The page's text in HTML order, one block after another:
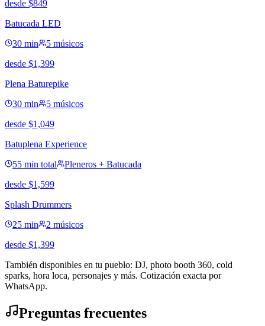
desde $849
Batucada LED
30 min
5 músicos
desde $1,399
Plena Baturepike
30 min
5 músicos
desde $1,049
Batuplena Experience
55 min total
Pleneros + Batucada
desde $1,599
Splash Drummers
25 min
2 músicos
desde $1,399
También disponibles en tu pueblo: DJ, photo booth 360, cold
sparks, hora loca, personajes y más. Cotización exacta por
WhatsApp.
Preguntas frecuentes